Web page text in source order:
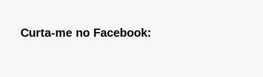
Curta-me no Facebook: